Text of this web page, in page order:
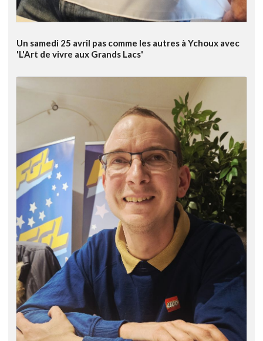
Un samedi 25 avril pas comme les autres à Ychoux avec
'L'Art de vivre aux Grands Lacs'